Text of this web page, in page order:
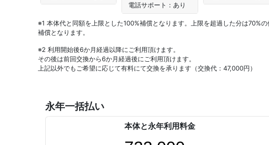
電話サポート：あり
※1 本体代と同額を上限とした100%補償となります。上限を超過した分は70%の
補償となります。
※2 利用開始後6か月経過以降にご利用頂けます。
その後は前回交換から6か月経過後にご利用頂けます。
上記以外でもご希望に応じて有料にて交換を承ります（交換代：47,000円）
永年一括払い
本体と永年利用料金